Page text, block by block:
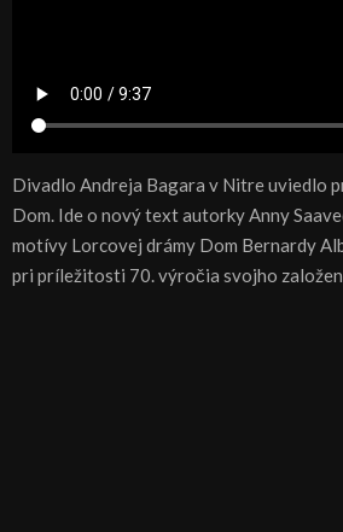
Divadlo Andreja Bagara v Nitre uviedlo
Dom. Ide o nový text autorky Anny
motívy Lorcovej drámy Dom Bernardy
pri príležitosti 70. výročia svojho